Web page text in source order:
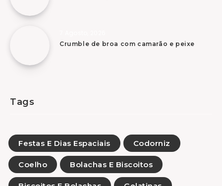
Crumble de broa com camarão e peixe
Tags
Festas E Dias Espaciais Codorniz
Coelho Bolachas E Biscoitos